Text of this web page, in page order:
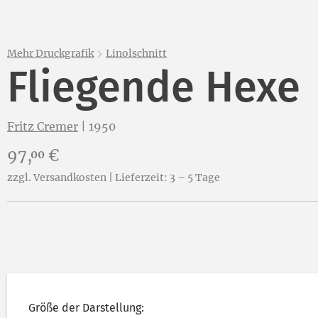
Mehr Druckgrafik Linolschnitt
Fliegende Hexe
Fritz Cremer 1950
Preis:
97,00 €
zzgl. Versandkosten | Lieferzeit: 3 – 5 Tage
Größe der Darstellung: